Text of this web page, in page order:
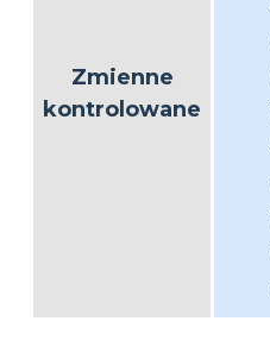
Zmienne
kontrolowane